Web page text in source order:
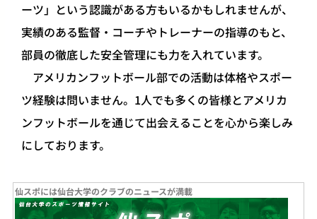
ーツ」という認識がある方もいるかもしれませんが、
実績のある監督・コーチやトレーナーの指導のもと、
部員の徹底した安全管理にも力を入れています。
アメリカンフットボール部での活動は体格やスポー
ツ経験は問いません。1人でも多くの皆様とアメリカ
ンフットボールを通じて出会えることを心から楽しみ
にしております。
仙スポには仙台大学のクラブのニュースが満載